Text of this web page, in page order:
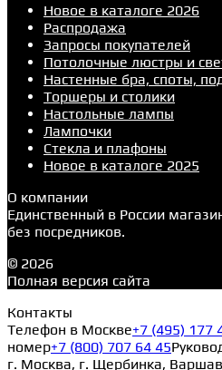
Новое в каталоге 2026
Распродажа
Запросы покупателей
Потолочные люстры и
Настенные бра, споты,
Торшеры и столики
Настольные лампы
Лампочки
Стекла и плафоны
Новое в каталоге 2025
О компании
Единственный в России
без посредников.
© 2026
Полная версия сайта
Контакты
Телефон в Москве+7 (495) 177
номер+7 (800) 707 64 45
г. Москва, г. Щербинка,